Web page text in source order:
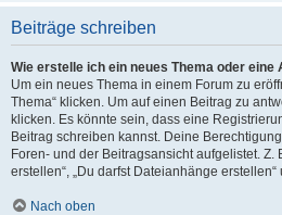
Beiträge schreiben
Wie erstelle ich ein neues Thema oder eine
Um ein neues Thema in einem Forum zu
Thema“ klicken. Um auf einen Beitrag zu
klicken. Es könnte sein, dass eine
Beitrag schreiben kannst. Deine
Foren- und der Beitragsansicht aufgelistet. Z.
erstellen“, „Du darfst Dateianhänge erstellen“
Nach oben